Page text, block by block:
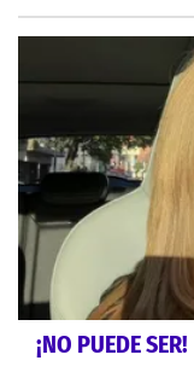
¡NO PUEDE SER!